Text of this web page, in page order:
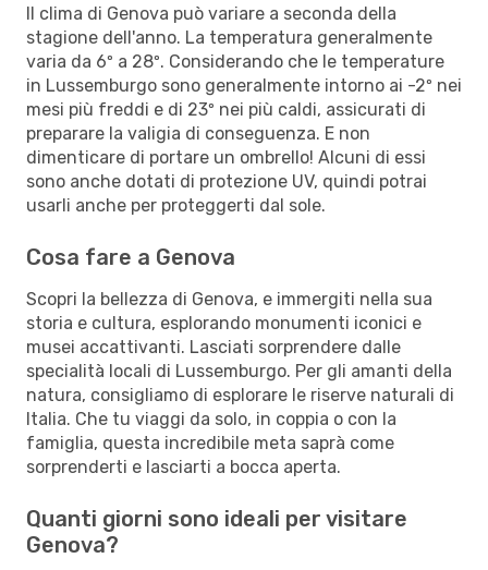
Il clima di Genova può variare a seconda della
stagione dell'anno. La temperatura generalmente
varia da 6º a 28º. Considerando che le temperature
in Lussemburgo sono generalmente intorno ai -2º nei
mesi più freddi e di 23º nei più caldi, assicurati di
preparare la valigia di conseguenza. E non
dimenticare di portare un ombrello! Alcuni di essi
sono anche dotati di protezione UV, quindi potrai
usarli anche per proteggerti dal sole.
Cosa fare a Genova
Scopri la bellezza di Genova, e immergiti nella sua
storia e cultura, esplorando monumenti iconici e
musei accattivanti. Lasciati sorprendere dalle
specialità locali di Lussemburgo. Per gli amanti della
natura, consigliamo di esplorare le riserve naturali di
Italia. Che tu viaggi da solo, in coppia o con la
famiglia, questa incredibile meta saprà come
sorprenderti e lasciarti a bocca aperta.
Quanti giorni sono ideali per visitare
Genova?